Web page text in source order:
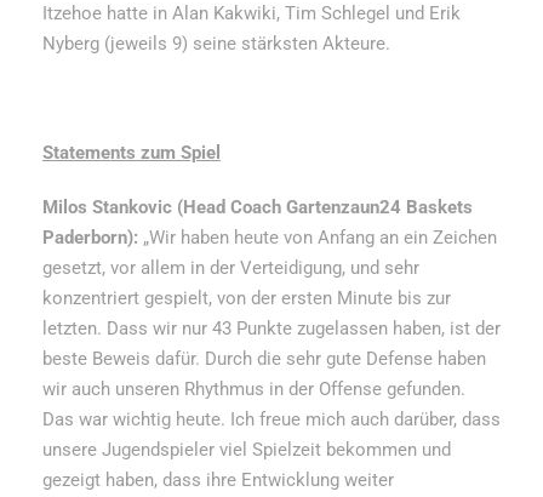
Itzehoe hatte in Alan Kakwiki, Tim Schlegel und Erik
Nyberg (jeweils 9) seine stärksten Akteure.
Statements zum Spiel
Milos Stankovic (Head Coach Gartenzaun24 Baskets
Paderborn): „Wir haben heute von Anfang an ein Zeichen
gesetzt, vor allem in der Verteidigung, und sehr
konzentriert gespielt, von der ersten Minute bis zur
letzten. Dass wir nur 43 Punkte zugelassen haben, ist der
beste Beweis dafür. Durch die sehr gute Defense haben
wir auch unseren Rhythmus in der Offense gefunden.
Das war wichtig heute. Ich freue mich auch darüber, dass
unsere Jugendspieler viel Spielzeit bekommen und
gezeigt haben, dass ihre Entwicklung weiter